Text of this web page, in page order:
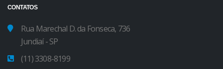
CONTATOS
Rua Marechal D. da Fonseca, 736
Jundiaí - SP
(11) 3308-8199